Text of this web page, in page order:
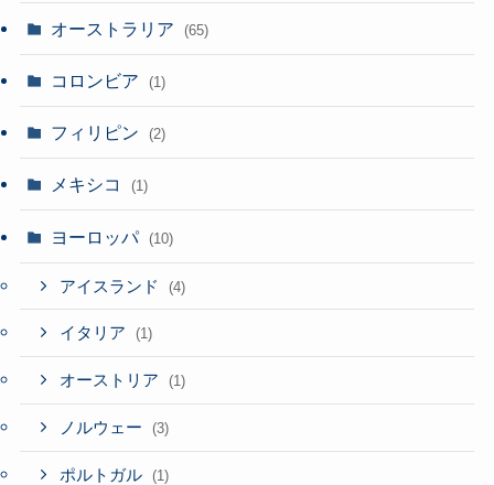
オーストラリア (65)
コロンビア (1)
フィリピン (2)
メキシコ (1)
ヨーロッパ (10)
アイスランド (4)
イタリア (1)
オーストリア (1)
ノルウェー (3)
ポルトガル (1)